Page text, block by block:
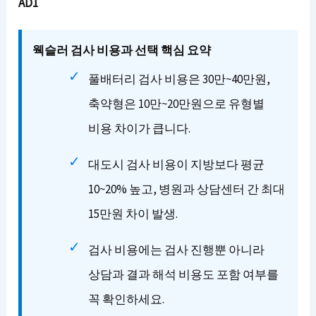
웩슬러 검사 비용과 선택 핵심 요약
풀배터리 검사 비용은 30만~40만원,
축약형은 10만~20만원으로 유형별
비용 차이가 큽니다.
대도시 검사 비용이 지방보다 평균
10~20% 높고, 병원과 상담센터 간 최대
15만원 차이 발생.
검사 비용에는 검사 진행뿐 아니라
상담과 결과 해석 비용도 포함 여부를
꼭 확인하세요.